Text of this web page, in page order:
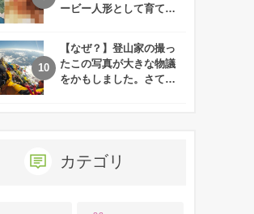
ービー人形として育てら
【なぜ？】登山家の撮っ
たこの写真が大きな物議
をかもしました。さて、
カテゴリ